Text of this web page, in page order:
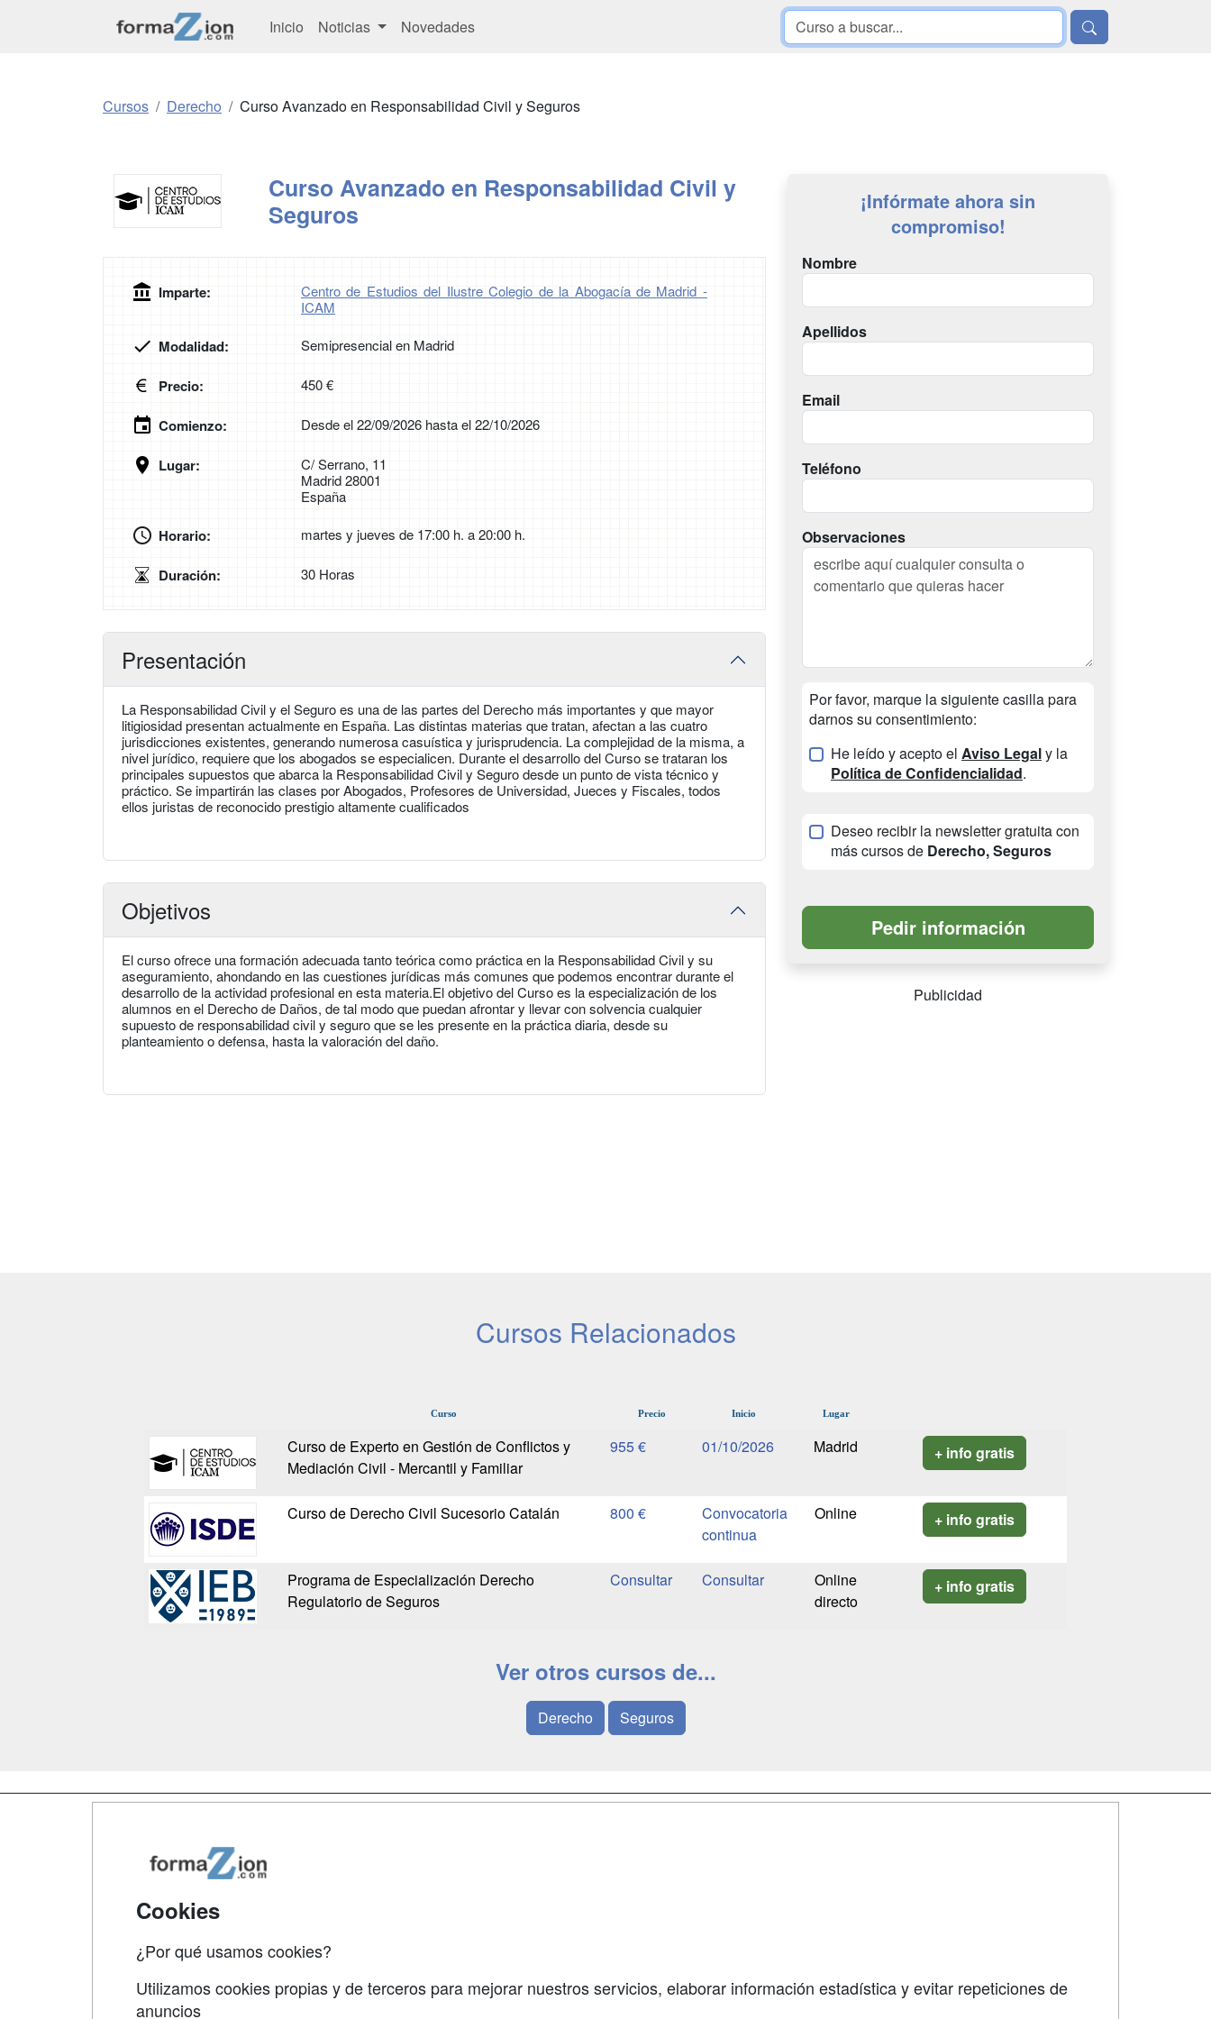
Inicio Noticias Novedades
Cursos Derecho Curso Avanzado en Responsabilidad Civil y Seguros
Curso Avanzado en Responsabilidad Civil y
Seguros
Imparte:
Centro de Estudios del Ilustre Colegio de la Abogacía de Madrid -
ICAM
Modalidad: Semipresencial en Madrid
Precio: 450 €
Comienzo: Desde el 22/09/2026 hasta el 22/10/2026
Lugar:
C/ Serrano, 11
Madrid 28001
España
Horario: martes y jueves de 17:00 h. a 20:00 h.
Duración: 30 Horas
Presentación
La Responsabilidad Civil y el Seguro es una de las partes del Derecho más importantes y que mayor
litigiosidad presentan actualmente en España. Las distintas materias que tratan, afectan a las cuatro
jurisdicciones existentes, generando numerosa casuística y jurisprudencia. La complejidad de la misma, a
nivel jurídico, requiere que los abogados se especialicen. Durante el desarrollo del Curso se trataran los
principales supuestos que abarca la Responsabilidad Civil y Seguro desde un punto de vista técnico y
práctico. Se impartirán las clases por Abogados, Profesores de Universidad, Jueces y Fiscales, todos
ellos juristas de reconocido prestigio altamente cualificados
Objetivos
El curso ofrece una formación adecuada tanto teórica como práctica en la Responsabilidad Civil y su
aseguramiento, ahondando en las cuestiones jurídicas más comunes que podemos encontrar durante el
desarrollo de la actividad profesional en esta materia.El objetivo del Curso es la especialización de los
alumnos en el Derecho de Daños, de tal modo que puedan afrontar y llevar con solvencia cualquier
supuesto de responsabilidad civil y seguro que se les presente en la práctica diaria, desde su
planteamiento o defensa, hasta la valoración del daño.
¡Infórmate ahora sin
compromiso!
Nombre
Apellidos
Email
Teléfono
Observaciones
Por favor, marque la siguiente casilla para
darnos su consentimiento:
He leído y acepto el Aviso Legaly la
Política de Confidencialidad.
Deseo recibir la newsletter gratuita con
más cursos de Derecho, Seguros
Publicidad
Cursos Relacionados
Curso Precio Inicio Lugar
Curso de Experto en Gestión de Conflictos y
Mediación Civil - Mercantil y Familiar
955 € 01/10/2026 Madrid + info gratis
Curso de Derecho Civil Sucesorio Catalán 800 €
Convocatoria
continua
Online + info gratis
Programa de Especialización Derecho
Regulatorio de Seguros
Online
directo
+ info gratis
Ver otros cursos de...
Derecho Seguros
Cookies
¿Por qué usamos cookies?
Utilizamos cookies propias y de terceros para mejorar nuestros servicios, elaborar información estadística y evitar repeticiones de
anuncios